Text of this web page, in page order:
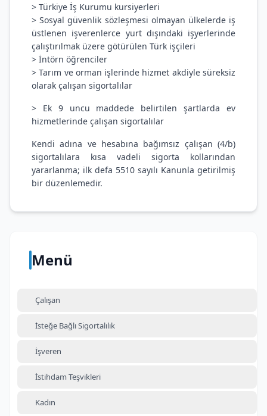
Menü
Çalışan
İsteğe Bağlı Sigortalılık
İşveren
İstihdam Teşvikleri
Kadın
> Türkiye İş Kurumu kursiyerleri
> Sosyal güvenlik sözleşmesi olmayan ülkelerde iş
üstlenen işverenlerce yurt dışındaki işyerlerinde
çalıştırılmak üzere götürülen Türk işçileri
> İntörn öğrenciler
> Tarım ve orman işlerinde hizmet akdiyle süreksiz
olarak çalışan sigortalılar
> Ek 9 uncu maddede belirtilen şartlarda ev
hizmetlerinde çalışan sigortalılar
Kendi adına ve hesabına bağımsız çalışan (4/b)
sigortalılara kısa vadeli sigorta kollarından
yararlanma; ilk defa 5510 sayılı Kanunla getirilmiş
bir düzenlemedir.